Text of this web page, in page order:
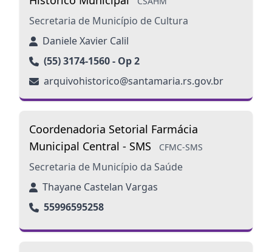
Secretaria de Município de Cultura
Daniele Xavier Calil
(55) 3174-1560 - Op 2
arquivohistorico@santamaria.rs.gov.br
Coordenadoria Setorial Farmácia
Municipal Central - SMS
CFMC-SMS
Secretaria de Município da Saúde
Thayane Castelan Vargas
55996595258